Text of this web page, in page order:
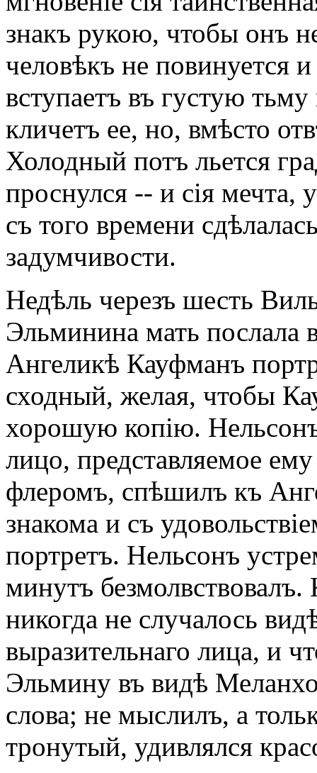
знакъ рукою, чтобы онъ
человѣкъ не повинуется
вступаетъ въ густую
кличетъ ее, но, вмѣсто
Холодный потъ льется
проснулся -- и сія
съ того времени
задумчивости.
Недѣль черезъ шесть
Эльминина мать послала
Ангеликѣ Кауфманъ
сходный, желая, чтобы
хорошую копію.
лицо, представляемое
флеромъ, спѣшилъ къ
знакома и съ
портретъ. Нельсонъ
минутъ
никогда не случалось
выразительнаго лица, и
Эльмину въ видѣ
слова; не мыслилъ, a
тронутый, удивлялся